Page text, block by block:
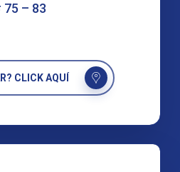
75 – 83
CLICK AQUÍ